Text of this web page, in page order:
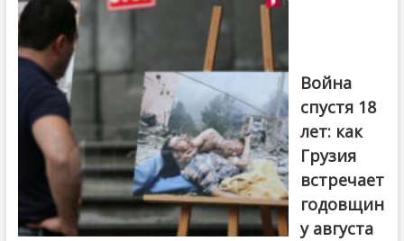
Первый канал
Война
спустя 18
лет: как
Грузия
встречает
годовщин
у августа